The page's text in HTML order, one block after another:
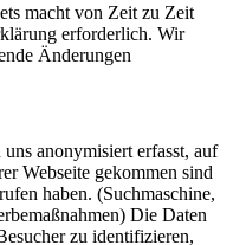
macht von Zeit zu Zeit
erforderlich. Wir
Änderungen
anonymisiert erfasst, auf
Webseite gekommen sind
haben. (Suchmaschine,
Die Daten
zu identifizieren,